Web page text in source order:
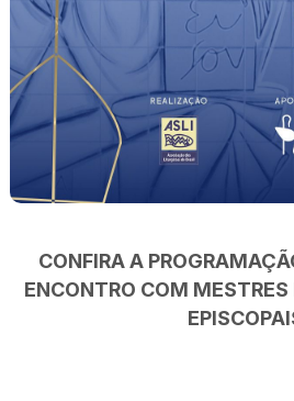
CONFIRA A
ENCONTRO COM MESTRES